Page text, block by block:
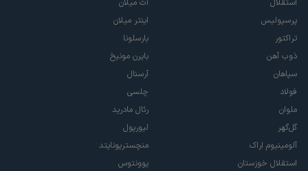
استقلال
پرسپولیس
تراکتور
ذوب آهن
سپاهان
فولاد
ملوان
گل‌گهر
آلومینیوم اراک
استقلال خوزستان
آث میلان
اینتر میلان
بارسلونا
بایرن مونیخ
آرسنال
چلسی
رئال مادرید
لیورپول
منچستریونایتد
یوونتوس